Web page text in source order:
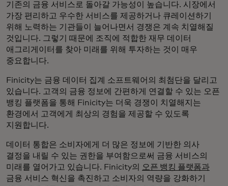
기존의 금융 서비스로 돌아갈 가능성이 높습니다. 시장에서
가장 편리하고 우수한 서비스를 제공하거나 큐레이션하기
위해 노력하는 기관들이 늘어나면서 경쟁은 계속 치열해질
것입니다. 그렇기 때문에 조직에 적합한 재무 데이터
애그리게이터를 찾아 미래를 위해 투자하는 것이 매우
중요합니다.
Finicity는 금융 데이터 집계 소프트웨어의 최첨단을 달리고
있습니다. 고객의 금융 정보에 간편하게 연결할 수 있는 오픈
뱅킹 플랫폼을 통해 Finicity는 더욱 경쟁이 치열해지는
환경에서 고객에게 최상의 경험을 제공할 수 있도록
지원합니다.
데이터 통합은 소비자에게 더 많은 정보에 기반한 의사
결정을 내릴 수 있는 권한을 부여함으로써 금융 서비스의
미래를 열어가고 있습니다. Finicity의 오픈 뱅킹 플랫폼과
금융 서비스 혁신을 촉진하고 소비자의 역량을 강화하기